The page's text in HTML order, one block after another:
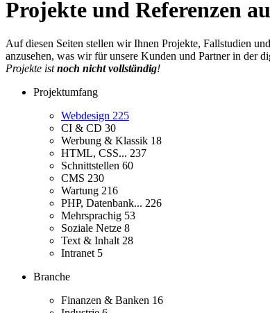
Projekte und Referenzen
Auf diesen Seiten stellen wir Ihnen Projekte, Fallstudien
anzusehen, was wir für unsere Kunden und Partner in der
Projekte istnoch nicht vollständig!
Projektumfang
Webdesign 225
CI & CD 30
Werbung & Klassik 18
HTML, CSS... 237
Schnittstellen 60
CMS 230
Wartung 216
PHP, Datenbank... 226
Mehrsprachig 53
Soziale Netze 8
Text & Inhalt 28
Intranet 5
Branche
Finanzen & Banken 16